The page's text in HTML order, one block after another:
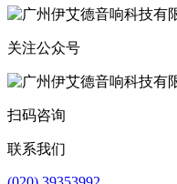
关注公众号
扫码咨询
联系我们